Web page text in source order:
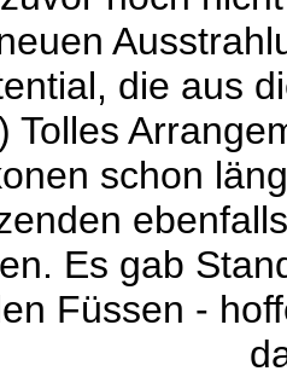
die aus
Tolles
schon
Es gab
Füssen -